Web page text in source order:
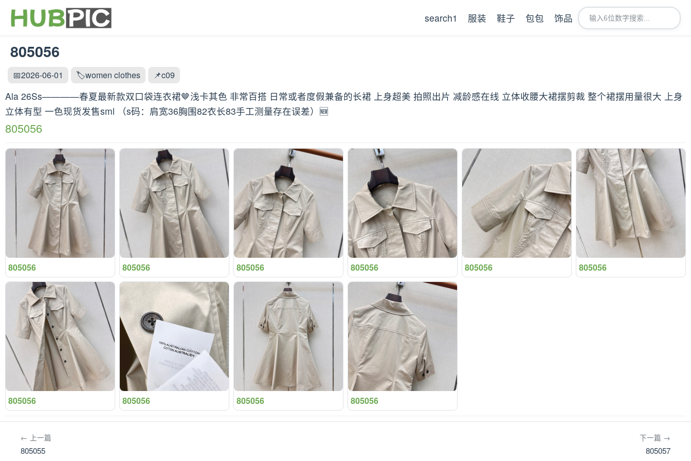
search1 服装 鞋子 包包 饰品
805056
📅2026-06-01 🏷️women clothes 📌c09
Ala 26Ss————春夏最新款双口袋连衣裙🤎浅卡其色 非常百搭 日常或者度假兼备的长裙 上身超美 拍照出片 减龄感在线 立体收腰大裙摆剪裁 整个裙摆用量很大 上身
立体有型 一色现货发售sml （s码：肩宽36胸围82衣长83手工测量存在误差）🆕
805056
805056 805056 805056 805056 805056 805056
805056 805056 805056 805056
← 上一篇
805055
下一篇 →
805057